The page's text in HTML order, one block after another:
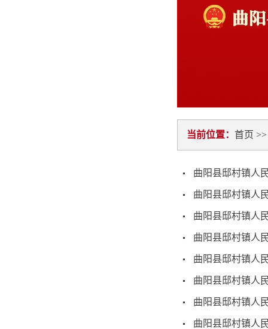
当前位置： 首页
曲阳县邸村镇人
曲阳县邸村镇人
曲阳县邸村镇人
曲阳县邸村镇人
曲阳县邸村镇人
曲阳县邸村镇人
曲阳县邸村镇人
曲阳县邸村镇人